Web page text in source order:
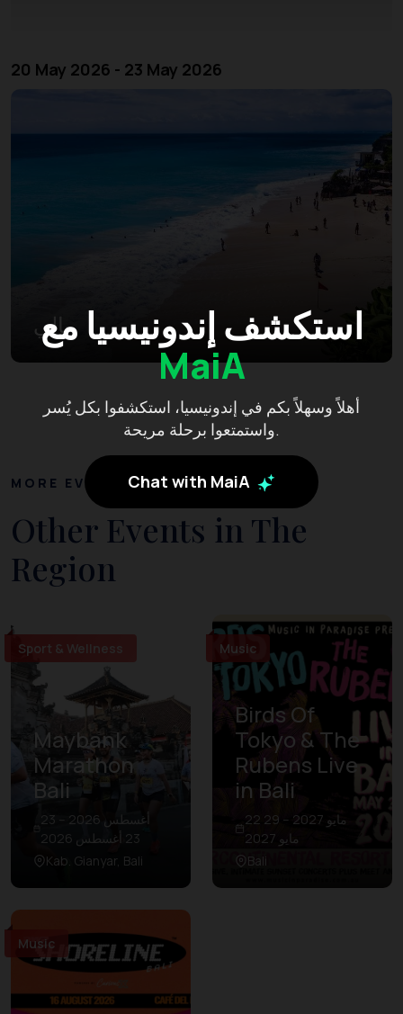
استكشف إندونيسيا مع
MaiA
أهلاً وسهلاً بكم في إندونيسيا، استكشفوا بكل يُسر
واستمتعوا برحلة مريحة.
Chat with MaiA
20 May 2026 - 23 May 2026
بالي
MORE EVENTS
Other Events in The
Region
Sport & Wellness
Maybank
Marathon
Bali
23 أغسطس 2026 –
23 أغسطس 2026
Kab. Gianyar, Bali
Music
Birds Of
Tokyo & The
Rubens Live
in Bali
22 مايو 2027 – 29
مايو 2027
Bali
Music